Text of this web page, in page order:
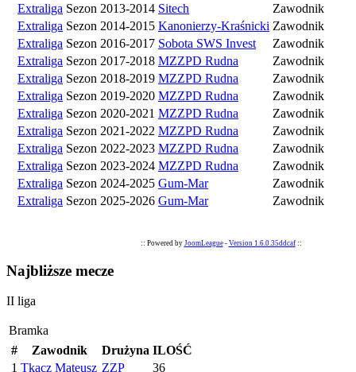
Extraliga Sezon 2013-2014 Sitech
Zawodnik
Extraliga Sezon 2014-2015 Kanonierzy-Kraśnicki Zawodnik
Extraliga Sezon 2016-2017 Sobota SWS Invest
Zawodnik
Extraliga Sezon 2017-2018 MZZPD Rudna
Zawodnik
Extraliga Sezon 2018-2019 MZZPD Rudna
Zawodnik
Extraliga Sezon 2019-2020 MZZPD Rudna
Zawodnik
Extraliga Sezon 2020-2021 MZZPD Rudna
Zawodnik
Extraliga Sezon 2021-2022 MZZPD Rudna
Zawodnik
Extraliga Sezon 2022-2023 MZZPD Rudna
Zawodnik
Extraliga Sezon 2023-2024 MZZPD Rudna
Zawodnik
Extraliga Sezon 2024-2025 Gum-Mar
Zawodnik
Extraliga Sezon 2025-2026 Gum-Mar Zawodnik
:: Powered by JoomLeague- Version 1.6.0.35ddcaf::
Najbliższe mecze
II liga
Bramka
#
Zawodnik Drużyna ILOŚĆ
1 Tkacz Mateusz ZZP 36